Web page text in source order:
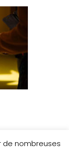
de nombreuses